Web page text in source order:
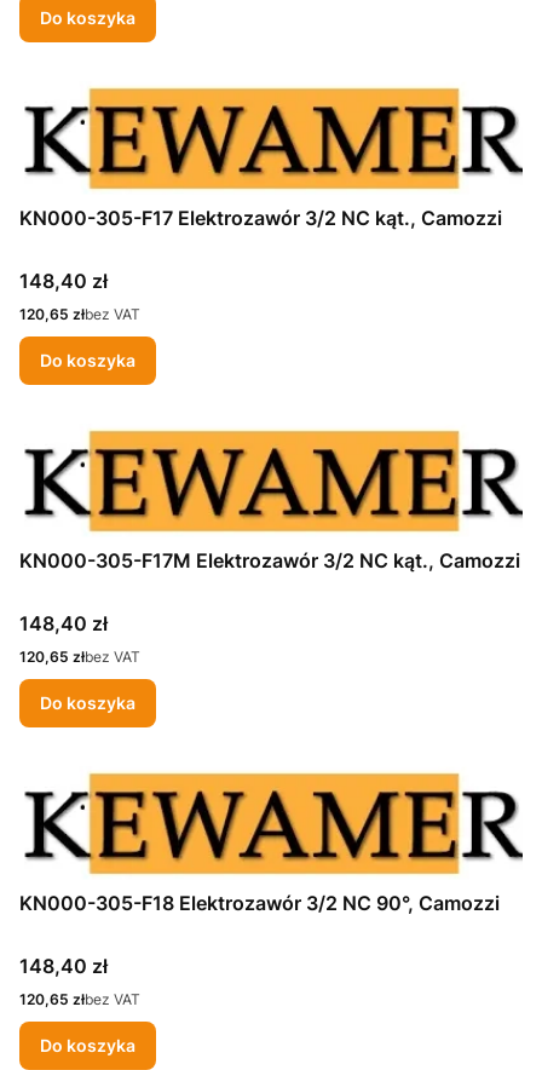
Do koszyka
KN000-305-F17 Elektrozawór 3/2 NC kąt., Camozzi
Cena
148,40 zł
Cena
120,65 złbez VAT
Do koszyka
KN000-305-F17M Elektrozawór 3/2 NC kąt., Camozzi
Cena
148,40 zł
Cena
120,65 złbez VAT
Do koszyka
KN000-305-F18 Elektrozawór 3/2 NC 90°, Camozzi
Cena
148,40 zł
Cena
120,65 złbez VAT
Do koszyka